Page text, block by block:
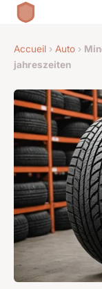
Accueil › Auto ›
jahreszeiten